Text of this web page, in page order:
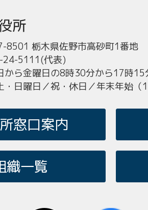
8501 栃木県佐野市高砂町1番地
5111(代表)
から金曜日の8時30分から17時15
・日曜日／祝・休日／年末年始
窓口案内
織一覧